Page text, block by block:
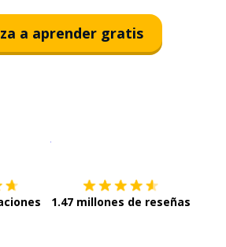
a aprender gratis
1.47 millones de reseñas